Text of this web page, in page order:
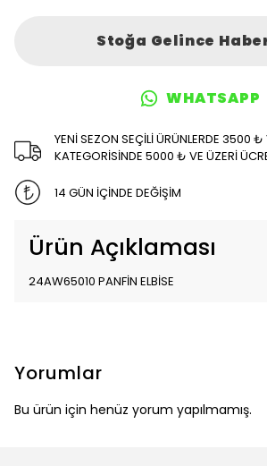
Stoğa Gelince
WHATSAPP
YENİ SEZON SEÇİLİ ÜRÜNLERDE 3500
KATEGORİSİNDE 5000 ₺ VE ÜZERİ
14 GÜN İÇİNDE DEĞİŞİM
Ürün Açıklaması
24AW65010 PANFİN ELBİSE
Yorumlar
Bu ürün için henüz yorum yapılmamış.